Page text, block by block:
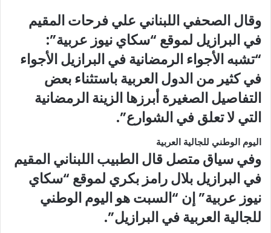
وقال الصحفي اللبناني علي فرحات المقيم
في البرازيل لموقع “سكاي نيوز عربية”:
“تشبه الأجواء الرمضانية في البرازيل الأجواء
في كثير من الدول العربية باستثناء بعض
التفاصيل الصغيرة أبرزها الزينة الرمضانية
التي لا تعلق في الشوارع”.
اليوم الوطني للجالية العربية
وفي سياق متصل قال الطبيب اللبناني المقيم
في البرازيل بلال رامز بكري لموقع “سكاي
نيوز عربية” إن “السبت هو اليوم الوطني
للجالية العربية في البرازيل”.